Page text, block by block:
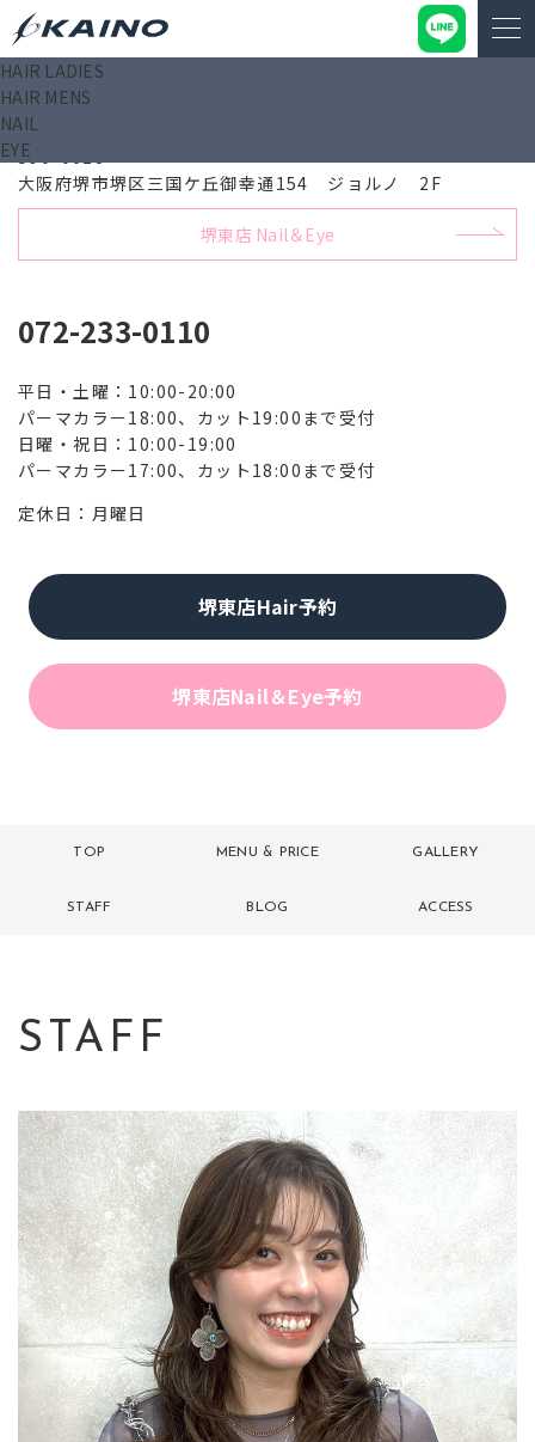
HAIR LADIES
HAIR MENS
NAIL
EYE
堺東店 Hair
590-0028
大阪府堺市堺区三国ケ丘御幸通154 ジョルノ 2F
堺東店 Nail＆Eye
072-233-0110
平日・土曜：10:00-20:00
パーマカラー18:00、カット19:00まで受付
日曜・祝日：10:00-19:00
パーマカラー17:00、カット18:00まで受付
定休日：月曜日
堺東店Hair予約
堺東店Nail＆Eye予約
TOP
トップ
MENU & PRICE
メニュー
GALLERY
ギャラリー
STAFF BLOG ACCESS
STAFF